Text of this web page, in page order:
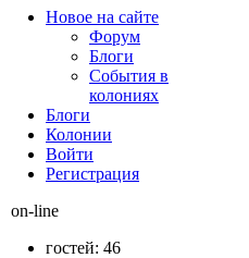
Новое на сайте
Форум
Блоги
События в
колониях
Блоги
Колонии
Войти
Peгиcтpaция
on-line
гостей: 46